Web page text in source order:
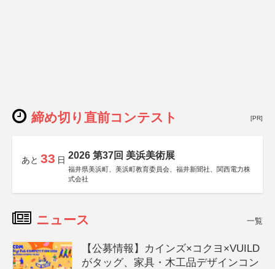
締め切り直前コンテスト [PR]
あと 33 日 2026 第37回 美浜美術展
福井県美浜町、美浜町教育委員会、福井新聞社、関西電力株
式会社
ニュース 一覧
【公募情報】カインズ×コクヨ×VUILD
がタッグ、家具・木工品デザインコン